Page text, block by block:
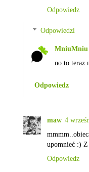
Odpowiedz
Odpowiedzi
MniuMniu
no to teraz
Odpowiedz
maw 4
upomnieć :) Z
Odpowiedz